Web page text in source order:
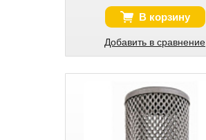
В корзину
Добавить в сравнение